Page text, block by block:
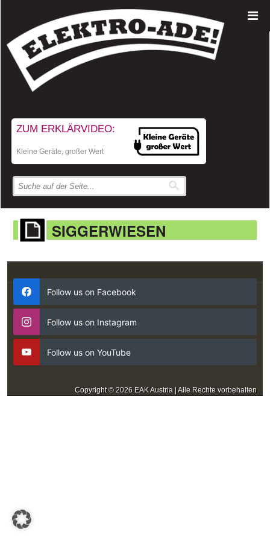
ZUM ERKLÄRVIDEO:
Kleine Geräte, großer Wert
SIGGERWIESEN
Follow us on Facebook
Follow us on Instagram
Follow us on YouTube
Copyright © 2026 EAK Austria | Alle Rechte vorbehalten